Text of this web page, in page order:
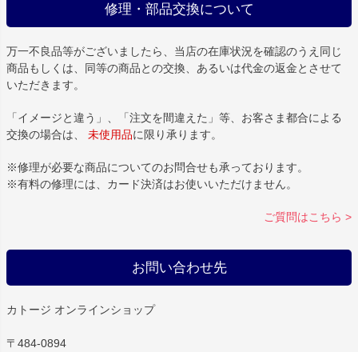
修理・部品交換について
万一不良品等がございましたら、当店の在庫状況を確認のうえ同じ
商品もしくは、同等の商品との交換、あるいは代金の返金とさせて
いただきます。
「イメージと違う」、「注文を間違えた」等、お客さま都合による
交換の場合は、 未使用品に限り承ります。
※修理が必要な商品についてのお問合せも承っております。
※有料の修理には、カード決済はお使いいただけません。
ご質問はこちら >
お問い合わせ先
カトージ オンラインショップ
〒484-0894